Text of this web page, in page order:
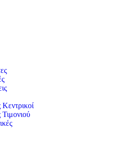
Κεντρικοί
Τιμονιού